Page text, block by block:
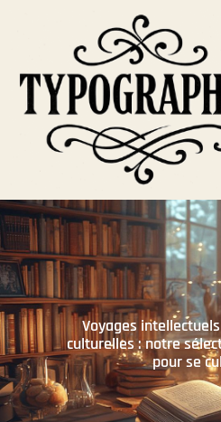
Voyages
culturelles : notre
pour se